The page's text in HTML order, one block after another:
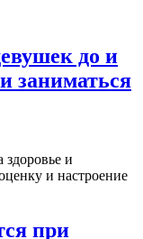
до и
заниматься
здоровье и
и настроение
при